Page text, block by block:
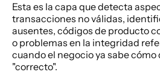
Esta es la capa que detecta
transacciones no válidas,
ausentes, códigos de producto
o problemas en la integridad
cuando el negocio ya sabe cómo
"correcto".